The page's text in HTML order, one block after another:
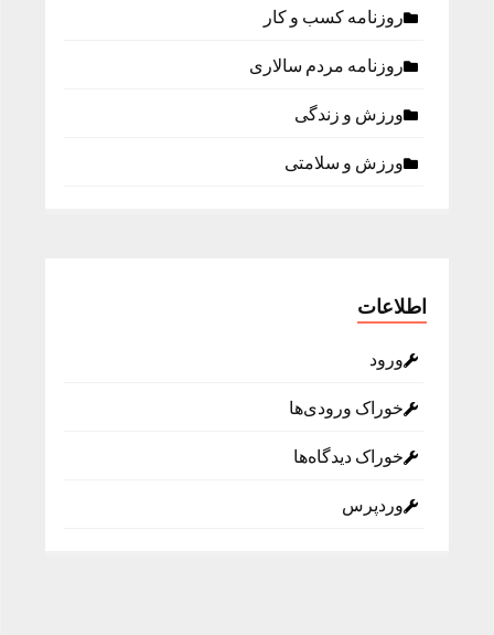
روزنامه كسب و كار
روزنامه مردم سالاری
ورزش و زندگی
ورزش و سلامتی
اطلاعات
ورود
خوراک ورودی‌ها
خوراک دیدگاه‌ها
وردپرس